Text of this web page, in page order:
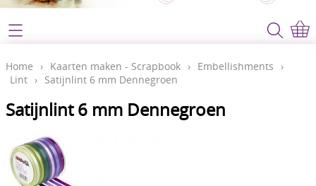
Webshop
Koopjeshoek
****Nieuw****
Workshop
Gereedschap
Lijm - Tape - Magneten
Home
Contact
Mijn account
Video's
Home › Kaarten maken - Scrapbook › Embellishments
›
Lint › Satijnlint 6 mm Dennegroen
Satijnlint 6 mm Dennegroen